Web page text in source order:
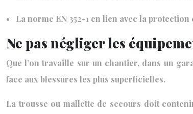
• La norme EN 352-1 en lien avec la
Ne pas négliger les
Que l’on travaille sur un chantier, dans un
face aux blessures les plus superficielles.
La trousse ou mallette de secours doit